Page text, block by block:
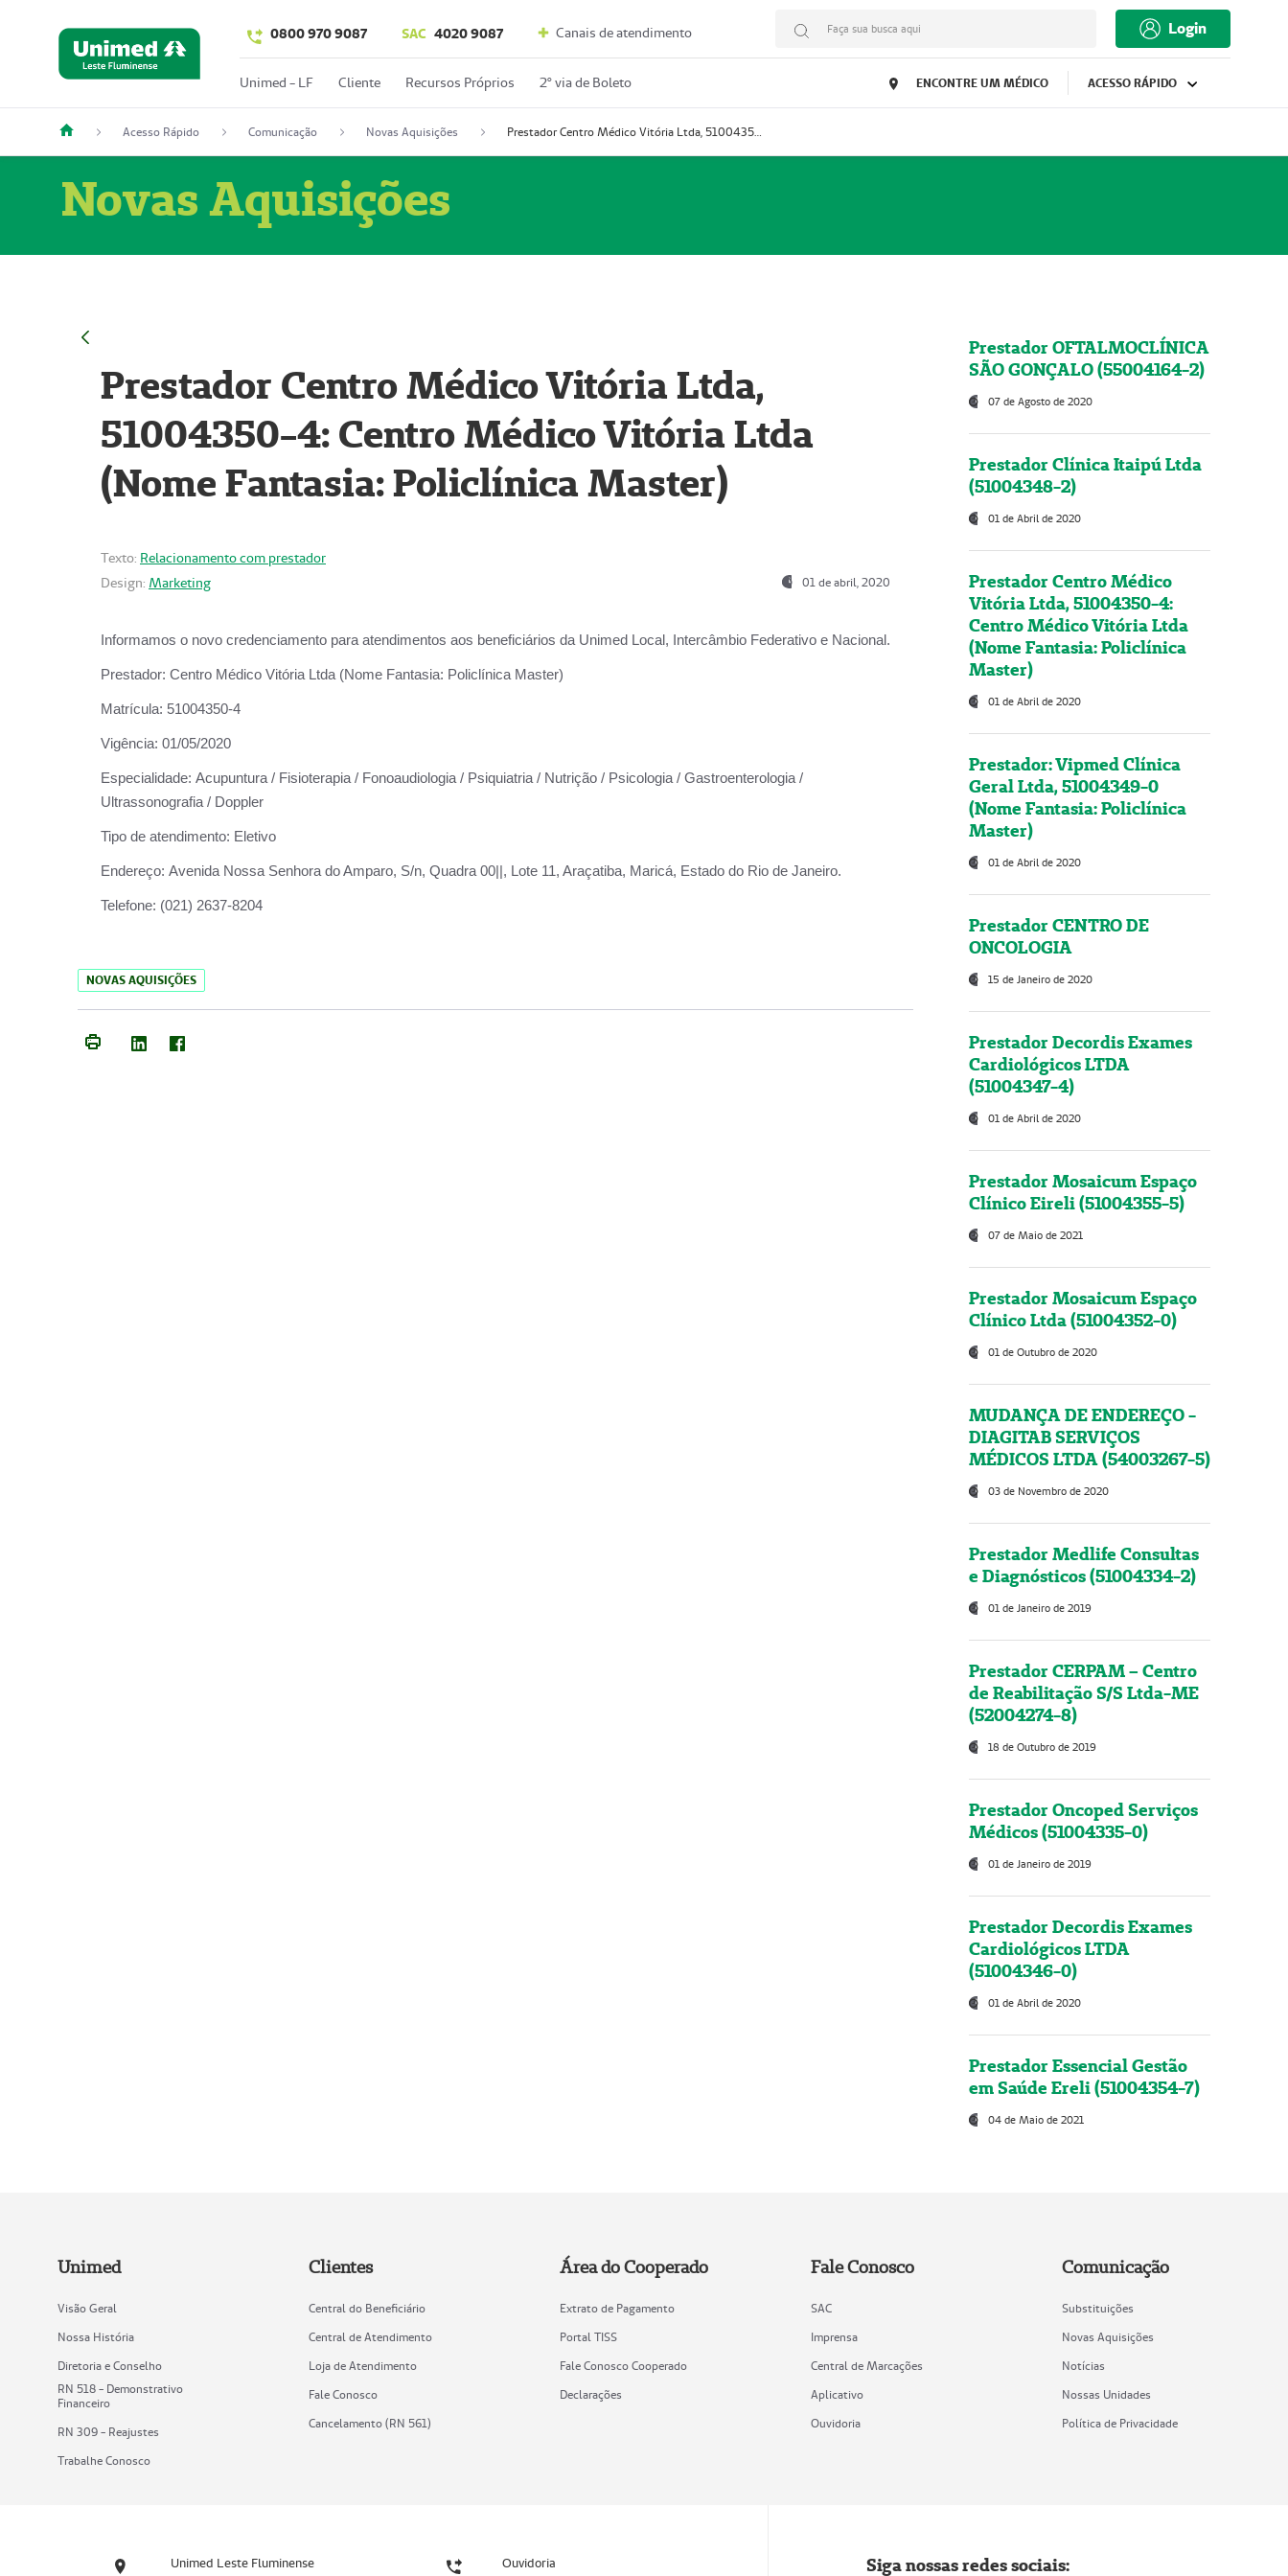
0800 970 9087 SAC 4020 9087 Canais de atendimento Faça sua busca aqui Login
Unimed - LF Cliente Recursos Próprios 2º via de Boleto ENCONTRE UM MÉDICO ACESSO RÁPIDO
Acesso Rápido Comunicação Novas Aquisições Prestador Centro Médico Vitória Ltda, 51004350-4: Centro Médico Vitória Ltda (Nome Fantasia: Policlínica Master)
Novas Aquisições
Prestador Centro Médico Vitória Ltda,
51004350-4: Centro Médico Vitória Ltda
(Nome Fantasia: Policlínica Master)
Texto: Relacionamento com prestador
Design: Marketing 01 de abril, 2020
Informamos o novo credenciamento para atendimentos aos beneficiários da Unimed Local, Intercâmbio Federativo e Nacional.
Prestador: Centro Médico Vitória Ltda (Nome Fantasia: Policlínica Master)
Matrícula: 51004350-4
Vigência: 01/05/2020
Especialidade: Acupuntura / Fisioterapia / Fonoaudiologia / Psiquiatria / Nutrição / Psicologia / Gastroenterologia /
Ultrassonografia / Doppler
Tipo de atendimento: Eletivo
Endereço: Avenida Nossa Senhora do Amparo, S/n, Quadra 00||, Lote 11, Araçatiba, Maricá, Estado do Rio de Janeiro.
Telefone: (021) 2637-8204
NOVAS AQUISIÇÕES
Prestador OFTALMOCLÍNICA
SÃO GONÇALO (55004164-2)
07 de Agosto de 2020
Prestador Clínica Itaipú Ltda
(51004348-2)
01 de Abril de 2020
Prestador Centro Médico
Vitória Ltda, 51004350-4:
Centro Médico Vitória Ltda
(Nome Fantasia: Policlínica
Master)
01 de Abril de 2020
Prestador: Vipmed Clínica
Geral Ltda, 51004349-0
(Nome Fantasia: Policlínica
Master)
01 de Abril de 2020
Prestador CENTRO DE
ONCOLOGIA
15 de Janeiro de 2020
Prestador Decordis Exames
Cardiológicos LTDA
(51004347-4)
01 de Abril de 2020
Prestador Mosaicum Espaço
Clínico Eireli (51004355-5)
07 de Maio de 2021
Prestador Mosaicum Espaço
Clínico Ltda (51004352-0)
01 de Outubro de 2020
MUDANÇA DE ENDEREÇO -
DIAGITAB SERVIÇOS
MÉDICOS LTDA (54003267-5)
03 de Novembro de 2020
Prestador Medlife Consultas
e Diagnósticos (51004334-2)
01 de Janeiro de 2019
Prestador CERPAM – Centro
de Reabilitação S/S Ltda-ME
(52004274-8)
18 de Outubro de 2019
Prestador Oncoped Serviços
Médicos (51004335-0)
01 de Janeiro de 2019
Prestador Decordis Exames
Cardiológicos LTDA
(51004346-0)
01 de Abril de 2020
Prestador Essencial Gestão
em Saúde Ereli (51004354-7)
04 de Maio de 2021
Unimed
Visão Geral
Nossa História
Diretoria e Conselho
RN 518 - Demonstrativo
Financeiro
RN 309 - Reajustes
Trabalhe Conosco
Clientes
Central do Beneficiário
Central de Atendimento
Loja de Atendimento
Fale Conosco
Cancelamento (RN 561)
Área do Cooperado
Extrato de Pagamento
Portal TISS
Fale Conosco Cooperado
Declarações
Fale Conosco
SAC
Imprensa
Central de Marcações
Aplicativo
Ouvidoria
Comunicação
Substituições
Novas Aquisições
Notícias
Nossas Unidades
Política de Privacidade
Unimed Leste Fluminense Ouvidoria Siga nossas redes sociais: